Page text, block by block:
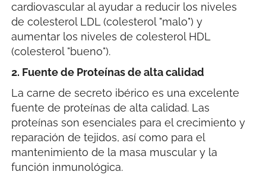
cardiovascular al ayudar a reducir los niveles
de colesterol LDL (colesterol "malo") y
aumentar los niveles de colesterol HDL
(colesterol "bueno").
2. Fuente de Proteínas de alta calidad
La carne de secreto ibérico es una excelente
fuente de proteínas de alta calidad. Las
proteínas son esenciales para el crecimiento y
reparación de tejidos, así como para el
mantenimiento de la masa muscular y la
función inmunológica.